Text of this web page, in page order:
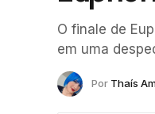
O finale de
em uma
Por Thaís